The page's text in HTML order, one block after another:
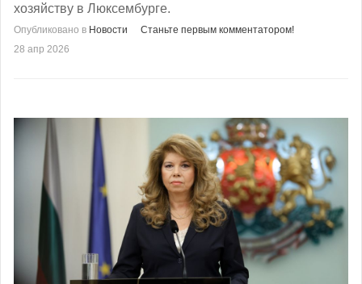
хозяйству в Люксембурге.
Опубликовано в Новости
Станьте первым комментатором!
28 апр 2026